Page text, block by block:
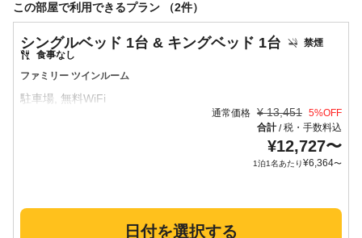
この部屋で利用できるプラン （2件）
ファミリー ツインルーム
禁煙
食事なし
シングルベッド 1台 & キングベッド 1台
通常価格 ¥ 13,451 5%OFF
合計/税・手数料込
¥12,727〜
1泊1名あたり¥6,364〜
日付を選択する